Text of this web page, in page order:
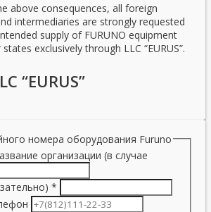
above consequences, all foreign
intermediaries are strongly requested
supply of FURUNO equipment
exclusively through LLC “EURUS”.
“EURUS”
номера оборудования Furuno
организации (в случае
*